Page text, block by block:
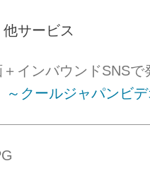
他サービス
インバウンドSNSで
クールジャパンビ